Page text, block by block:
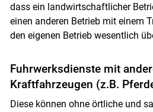
dass ein landwirtschaftlicher
einen anderen Betrieb mit einem
den eigenen Betrieb wesentlich
Fuhrwerksdienste mit
Kraftfahrzeugen (z.B.
Diese können ohne örtliche und